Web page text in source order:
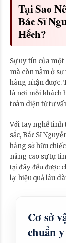
Tại Sao
Bác Sĩ
Hếch?
Sự uy tín của
mà còn nằm ở
hàng nhận được.
là nơi mỗi khách
toàn diện từ tư
Với tay nghề tinh
sắc, Bác Sĩ
hàng sở hữu
nâng cao sự tự
tại đây đều được
lại hiệu quả lâu
Cơ sở
chuẩn